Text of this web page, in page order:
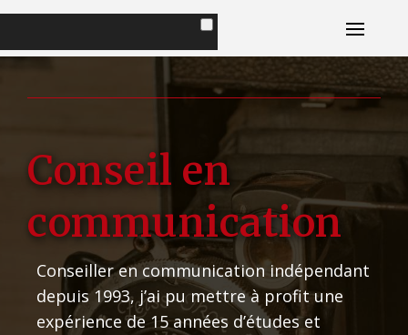
Accueil
Livres
Conseils d'ami
Contact
Conseil en
communication
Conseiller en communication indépendant
depuis 1993, j’ai pu mettre à profit une
expérience de 15 années d’études et